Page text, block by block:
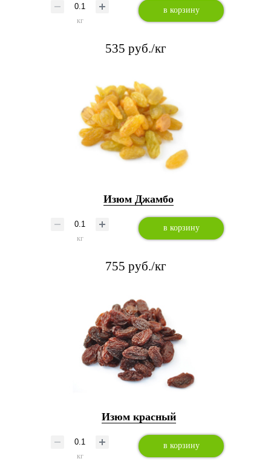
кг
в корзину
535 руб./кг
Изюм Джамбо
кг
в корзину
755 руб./кг
Изюм красный
кг
в корзину